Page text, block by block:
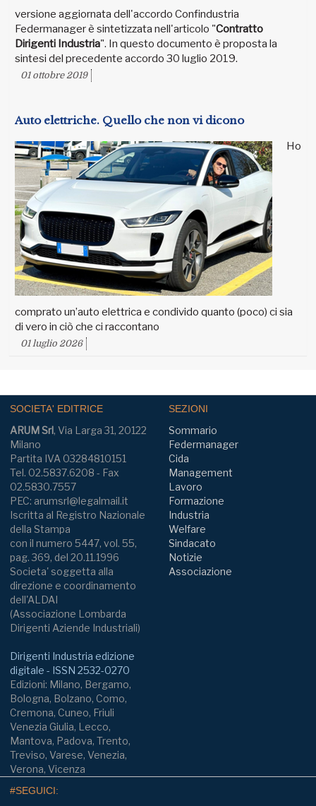
versione aggiornata dell'accordo Confindustria
Federmanager è sintetizzata nell'articolo "Contratto
Dirigenti Industria". In questo documento è proposta la
sintesi del precedente accordo 30 luglio 2019.
01 ottobre 2019
Auto elettriche. Quello che non vi dicono
Ho
comprato un’auto elettrica e condivido quanto (poco) ci sia
di vero in ciò che ci raccontano
01 luglio 2026
SOCIETA' EDITRICE
ARUM Srl, Via Larga 31, 20122
Milano
Partita IVA 03284810151
Tel. 02.5837.6208 - Fax
02.5830.7557
PEC: arumsrl@legalmail.it
Iscritta al Registro Nazionale
della Stampa
con il numero 5447, vol. 55,
pag. 369, del 20.11.1996
Societa' soggetta alla
direzione e coordinamento
dell'ALDAI
(Associazione Lombarda
Dirigenti Aziende Industriali)
Dirigenti Industria edizione
digitale - ISSN 2532-0270
Edizioni: Milano, Bergamo,
Bologna, Bolzano, Como,
Cremona, Cuneo, Friuli
Venezia Giulia, Lecco,
Mantova, Padova, Trento,
Treviso, Varese, Venezia,
Verona, Vicenza
SEZIONI
Sommario
Federmanager
Cida
Management
Lavoro
Formazione
Industria
Welfare
Sindacato
Notizie
Associazione
#SEGUICI: